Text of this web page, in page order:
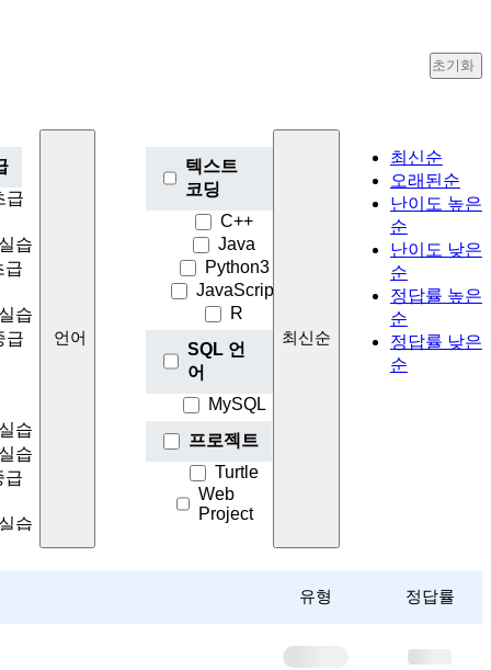
초기화
급
습
급
습
급
습
습
급
습
언어
텍스트
코딩
C++
Java
Python3
JavaScript
R
SQL 언
어
MySQL
프로젝트
Turtle
Web
Project
최신순
최신순
오래된순
난이도 높은
순
난이도 낮은
순
정답률 높은
순
정답률 낮은
순
유형 정답률